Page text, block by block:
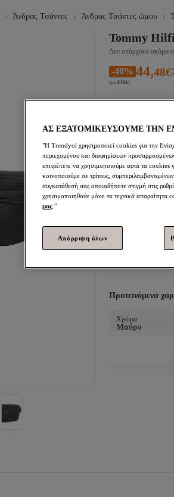
Άνδρας Τσάντες Άνδρας Τσάντες ώμου
Tommy
Δεν υπάρχουν ακόμα
-40% 44,48€
(με ΦΠΑ)
Δωρεάν
Εκτιμώμενη
Τύπος παράδοσης
Ασφάλεια
Ασφαλής
Προτεινόμενα
Χρώμα
Μαύρο
ΑΣ ΕΞΑΤΟΜΙΚΕΥΣΟΥΜΕ ΤΗΝ
"Η Trendyol χρησιμοποιεί cookies για την
περιεχομένου και διαφημίσεων
επιτρέπετε να χρησιμοποιούμε αυτά τα
κοινοποιούμε σε τρίτους,
συγκατάθεσή σας οποιαδήποτε στιγμή στις
χρησιμοποιηθούν μόνο τα τεχνικά απαραίτητα
μας ."
Απόρριψη όλων